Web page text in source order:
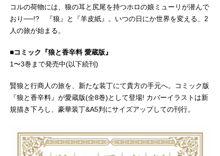
コルの荷物には、狼の耳と尻尾を持つホロの娘ミューリが潜んで
おり──!? 『狼』と『羊皮紙』。いつの日にか世界を変える、2
人の旅が始まる。
■コミック『狼と香辛料 愛蔵版』
1〜3巻まで発売中(以下続刊)
賢狼と行商人の旅を、新たな装丁にて貴方の手元へ。コミック版
『狼と香辛料』が愛蔵版(全8巻)として登場! カバーイラストは新
規描き下ろし、豪華装丁&A5判にサイズアップしての刊行。